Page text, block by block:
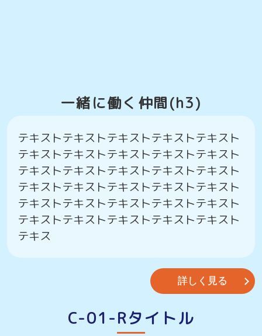
一緒に働く仲間(h3)
テキストテキストテキストテキストテキスト
テキストテキストテキストテキストテキスト
テキストテキストテキストテキストテキスト
テキストテキストテキストテキストテキスト
テキストテキストテキストテキストテキスト
テキストテキストテキストテキストテキスト
テキス
詳しく見る
C-01-Rタイトル